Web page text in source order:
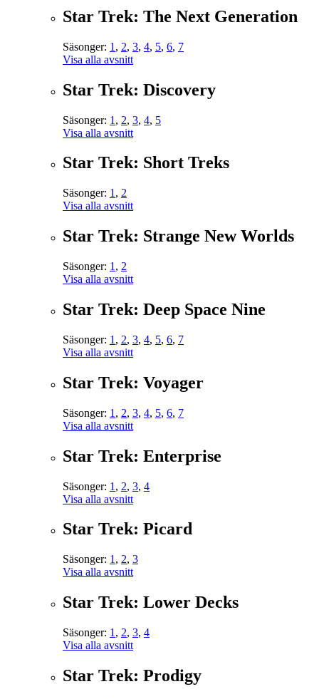
Star Trek: The Next Generation
Säsonger: 1 , 2, 3, 4, 5, 6, 7
Visa alla avsnitt
Star Trek: Discovery
Säsonger: 1 , 2, 3, 4, 5
Visa alla avsnitt
Star Trek: Short Treks
Säsonger: 1 , 2
Visa alla avsnitt
Star Trek: Strange New Worlds
Säsonger: 1 , 2
Visa alla avsnitt
Star Trek: Deep Space Nine
Säsonger: 1 , 2, 3, 4, 5, 6, 7
Visa alla avsnitt
Star Trek: Voyager
Säsonger: 1 , 2, 3, 4, 5, 6, 7
Visa alla avsnitt
Star Trek: Enterprise
Säsonger: 1 , 2, 3, 4
Visa alla avsnitt
Star Trek: Picard
Säsonger: 1 , 2, 3
Visa alla avsnitt
Star Trek: Lower Decks
Säsonger: 1 , 2, 3, 4
Visa alla avsnitt
Star Trek: Prodigy